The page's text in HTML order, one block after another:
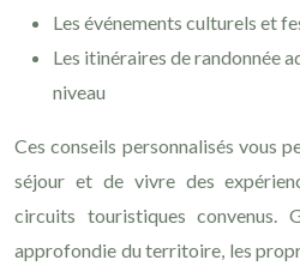
Les événements culturels et
Les itinéraires de randonnée
niveau
Ces conseils personnalisés vous
séjour et de vivre des
circuits touristiques convenus.
approfondie du territoire, les